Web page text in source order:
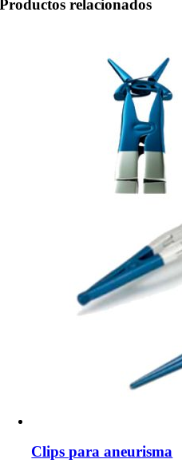
Productos relacionados
Clips para aneurisma